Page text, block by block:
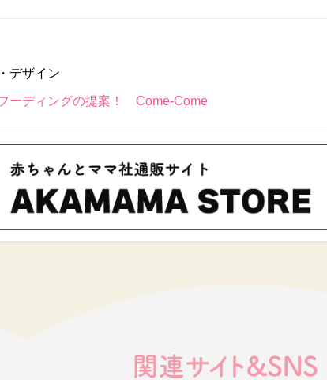
デザイン
ーディングの提案！ Come-Come